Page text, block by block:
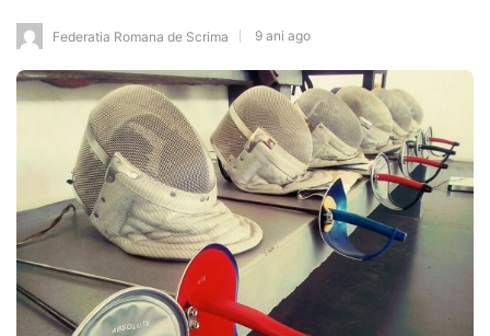
Federatia Romana de Scrima 9 ani ago